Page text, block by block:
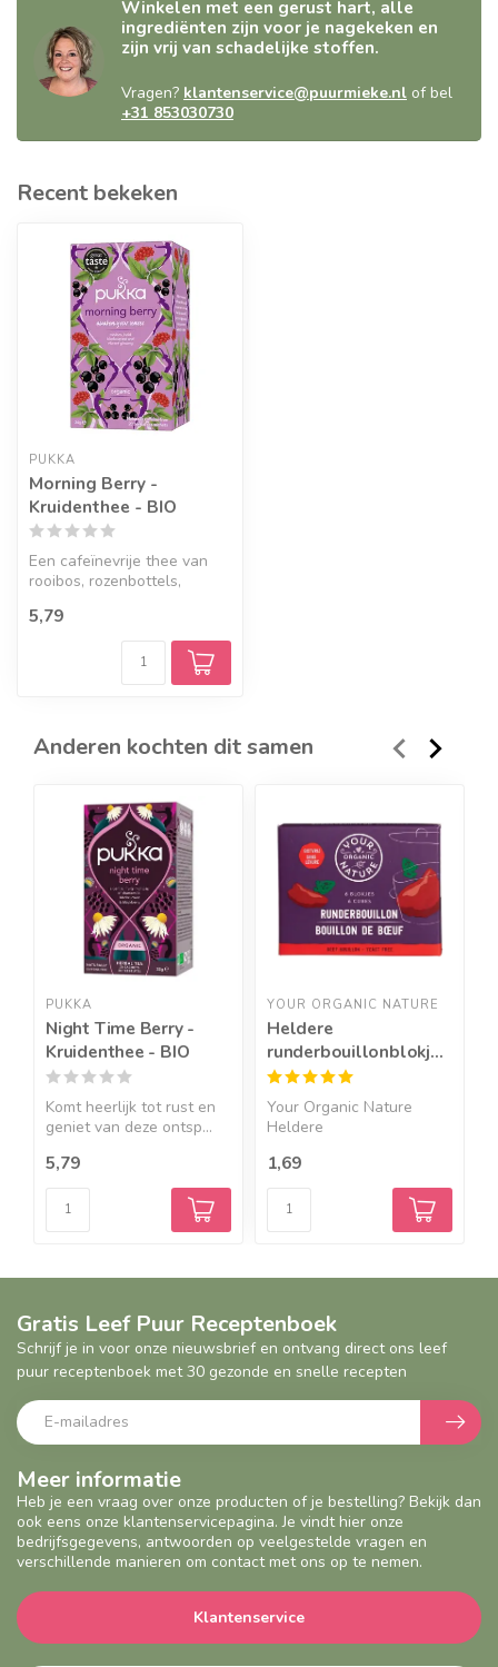
Winkelen met een gerust hart, alle
ingrediënten zijn voor je nagekeken en
zijn vrij van schadelijke stoffen.
Vragen? klantenservice@puurmieke.nl of bel
+31 853030730
Recent bekeken
PUKKA
Morning Berry -
Kruidenthee - BIO
Een cafeïnevrije thee van
rooibos, rozenbottels,
5,79
Anderen kochten dit samen
PUKKA
Night Time Berry -
Kruidenthee - BIO
Komt heerlijk tot rust en
geniet van deze ontsp...
5,79
YOUR ORGANIC NATURE
Heldere
runderbouillonblokjes
zonder gist-BIO
Your Organic Nature
Heldere
1,69
Meer informatie
Heb je een vraag over onze producten of je bestelling? Bekijk dan
ook eens onze klantenservicepagina. Je vindt hier onze
bedrijfsgegevens, antwoorden op veelgestelde vragen en
verschillende manieren om contact met ons op te nemen.
Klantenservice
Gratis Leef Puur Receptenboek
Schrijf je in voor onze nieuwsbrief en ontvang direct ons leef
puur receptenboek met 30 gezonde en snelle recepten